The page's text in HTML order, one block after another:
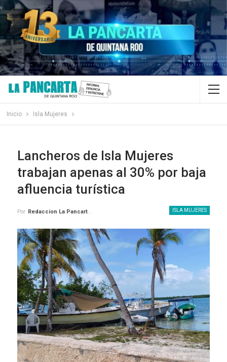
Inicio Isla Mujeres
Lancheros de Isla Mujeres
trabajan apenas al 30% por baja
afluencia turística
ISLA MUJERES
Por Redaccion La Pancarta De Quintana Roo